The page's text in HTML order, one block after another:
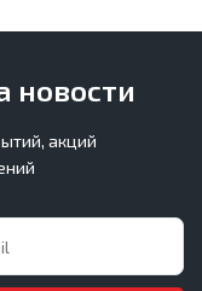
новости
акций